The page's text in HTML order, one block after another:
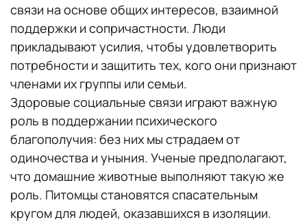
связи на основе общих интересов, взаимной
поддержки и сопричастности. Люди
прикладывают усилия, чтобы удовлетворить
потребности и защитить тех, кого они признают
членами их группы или семьи.
Здоровые социальные связи играют важную
роль в поддержании психического
благополучия: без них мы страдаем от
одиночества и уныния. Ученые предполагают,
что домашние животные выполняют такую же
роль. Питомцы становятся спасательным
кругом для людей, оказавшихся в изоляции.